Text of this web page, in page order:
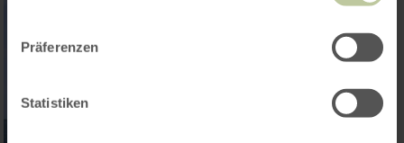
Präferenzen
Statistiken